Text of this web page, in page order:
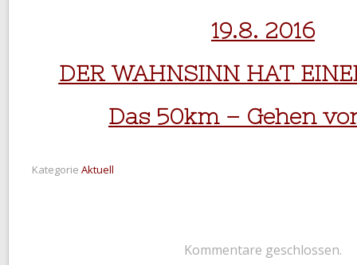
19.8. 2016
DER WAHNSINN HAT
Das 50km – Gehen
Kategorie Aktuell
Kommentare geschlossen.